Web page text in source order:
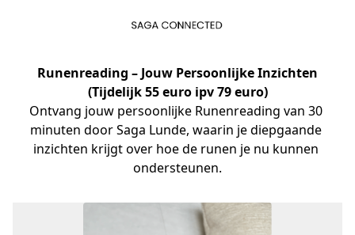
Runenreading – Jouw Persoonlijke Inzichten
(Tijdelijk 55 euro ipv 79 euro)
Ontvang jouw persoonlijke Runenreading van 30
minuten door Saga Lunde, waarin je diepgaande
inzichten krijgt over hoe de runen je nu kunnen
ondersteunen.